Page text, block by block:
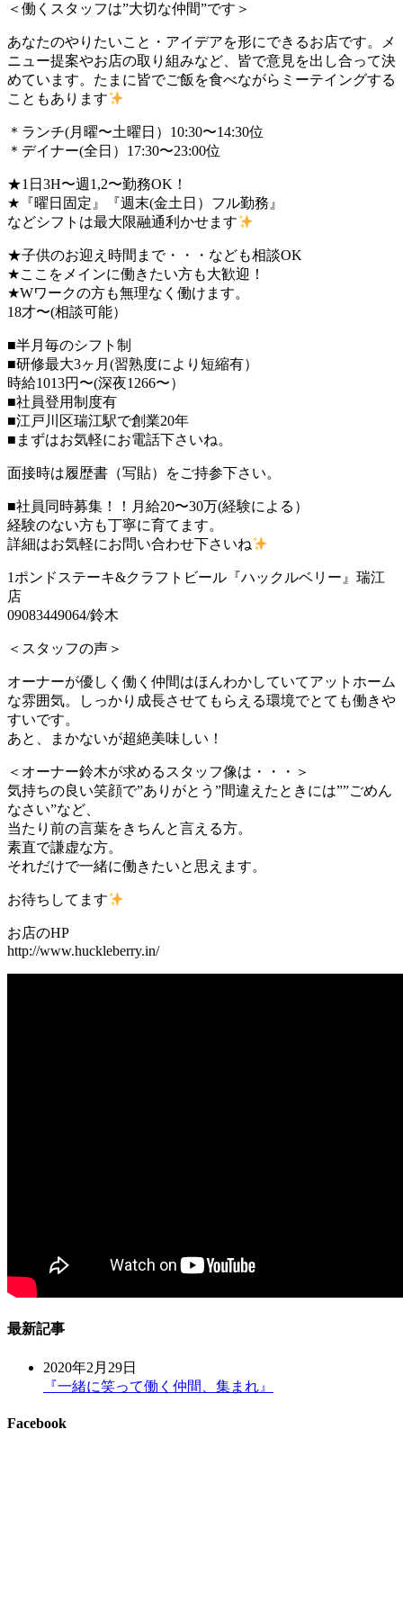
＜働くスタッフは”大切な仲間”です＞
あなたのやりたいこと・アイデアを形にできるお店です。メ
ニュー提案やお店の取り組みなど、皆で意見を出し合って決
めています。たまに皆でご飯を食べながらミーテイングする
こともあります
＊ランチ(月曜〜土曜日）10:30〜14:30位
＊デイナー(全日）17:30〜23:00位
★1日3H〜週1,2〜勤務OK！
★『曜日固定』『週末(金土日）フル勤務』
などシフトは最大限融通利かせます
★子供のお迎え時間まで・・・なども相談OK
★ここをメインに働きたい方も大歓迎！
★Wワークの方も無理なく働けます。
18才〜(相談可能）
■半月毎のシフト制
■研修最大3ヶ月(習熟度により短縮有）
時給1013円〜(深夜1266〜）
■社員登用制度有
■江戸川区瑞江駅で創業20年
■まずはお気軽にお電話下さいね。
面接時は履歴書（写貼）をご持参下さい。
■社員同時募集！！月給20〜30万(経験による）
経験のない方も丁寧に育てます。
詳細はお気軽にお問い合わせ下さいね
1ポンドステーキ&クラフトビール『ハックルベリー』瑞江
店
09083449064/鈴木
＜スタッフの声＞
オーナーが優しく働く仲間はほんわかしていてアットホーム
な雰囲気。しっかり成長させてもらえる環境でとても働きや
すいです。
あと、まかないが超絶美味しい！
＜オーナー鈴木が求めるスタッフ像は・・・＞
気持ちの良い笑顔で”ありがとう”間違えたときには””ごめん
なさい”など、
当たり前の言葉をきちんと言える方。
素直で謙虚な方。
それだけで一緒に働きたいと思えます。
お待ちしてます
お店のHP
http://www.huckleberry.in/
最新記事
2020年2月29日
『一緒に笑って働く仲間、集まれ』
Facebook